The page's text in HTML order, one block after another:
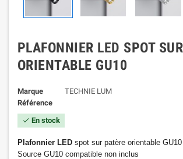
PLAFONNIER LED SPOT
ORIENTABLE GU10
Marque
TECHNIE LUM
Référence
 En stock
Plafonnier LED spot sur patère orientable GU10
Source GU10 compatible non inclus